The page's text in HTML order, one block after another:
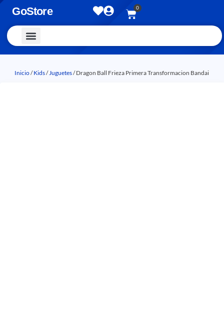
GoStore 0
Inicio/Kids/Juguetes/ Dragon Ball Frieza Primera Transformacion Bandai